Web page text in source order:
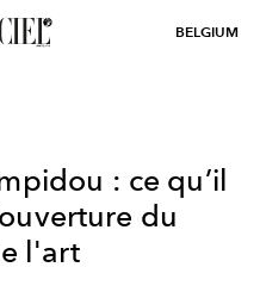
BELGIUM
: ce qu’il
du
l'art